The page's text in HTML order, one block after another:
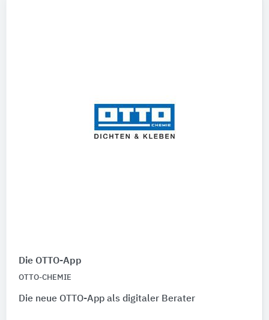
Die OTTO-App
OTTO-CHEMIE
Die neue OTTO-App als digitaler Berater